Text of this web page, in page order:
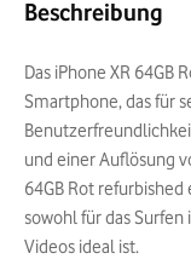
Beschreibung
Das iPhone XR 64GB
Smartphone, das für
und einer Auflösung
64GB Rot
sowohl für das
Videos ideal ist.